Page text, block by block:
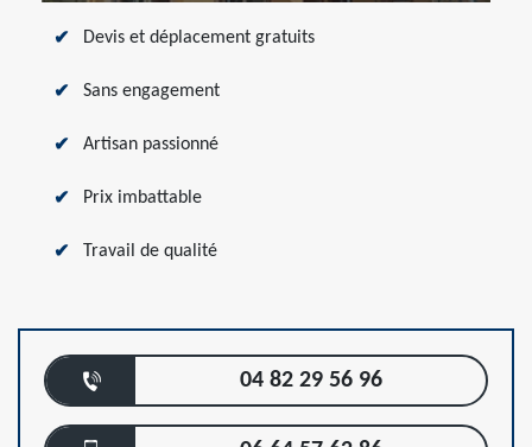
Devis et déplacement gratuits
Sans engagement
Artisan passionné
Prix imbattable
Travail de qualité
04 82 29 56 96